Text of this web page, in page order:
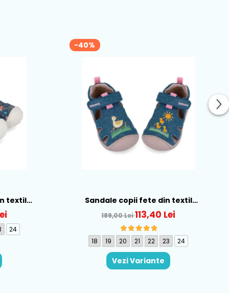
textil
A556
24
-40%
Sandale copii fete din textil
Biomecanics, Albastru - 262178-A371
189,00 Lei113,40 Lei
18 19 20 21 22 23 24
Vezi Variante